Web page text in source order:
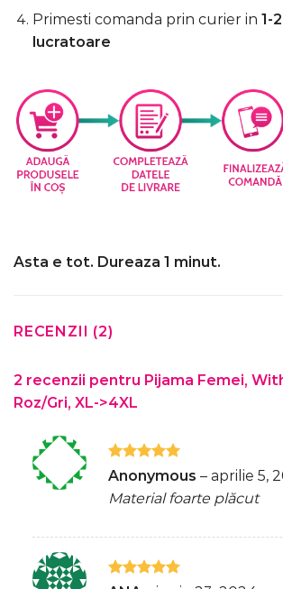
Primesti comanda prin curier in 1-
lucratoare
Asta e tot. Dureaza 1 minut.
RECENZII (2)
2 recenzii pentru Pijama Femei,
Roz/Gri, XL->4XL
Evaluat la
din 5
Anonymous – aprilie 5,
Material foarte plăcut